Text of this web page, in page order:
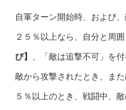
自軍ターン開始時、および
２５％以上なら、自分と周
び】 、「敵は追撃不可」を
敵から攻撃されたとき、ま
５％以上のとき、戦闘中、